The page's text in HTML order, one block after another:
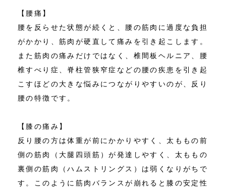
【腰痛】
腰を反らせた状態が続くと、腰の筋肉に過度な負担
がかかり、筋肉が硬直して痛みを引き起こします。
また筋肉の痛みだけではなく、椎間板ヘルニア、腰
椎すべり症、脊柱管狭窄症などの腰の疾患を引き起
こすほどの大きな悩みにつながりやすいのが、反り
腰の特徴です。
【膝の痛み】
反り腰の方は体重が前にかかりやすく、太ももの前
側の筋肉（大腿四頭筋）が発達しやすく、太ももの
裏側の筋肉（ハムストリングス）は弱くなりがちで
す。このように筋肉バランスが崩れると膝の安定性